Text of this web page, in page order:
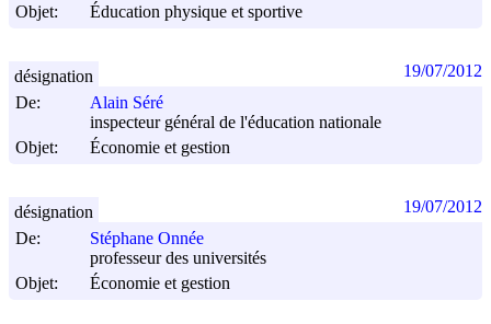
Objet:
Éducation physique et sportive
De:
Alain Séré
inspecteur général de l'éducation nationale
Objet:
Économie et gestion
désignation 19/07/2012
De:
Stéphane Onnée
professeur des universités
Objet:
Économie et gestion
désignation 19/07/2012